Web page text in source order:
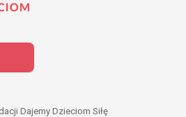
Dajemy Dzieciom Siłę